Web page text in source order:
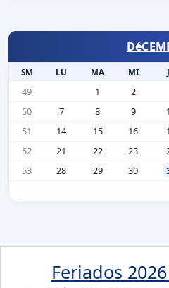
SM LU MA MI
49 1 2
50
7 8 9
51
14 15 16
52
21 22 23
53
28 29 30
Feriados